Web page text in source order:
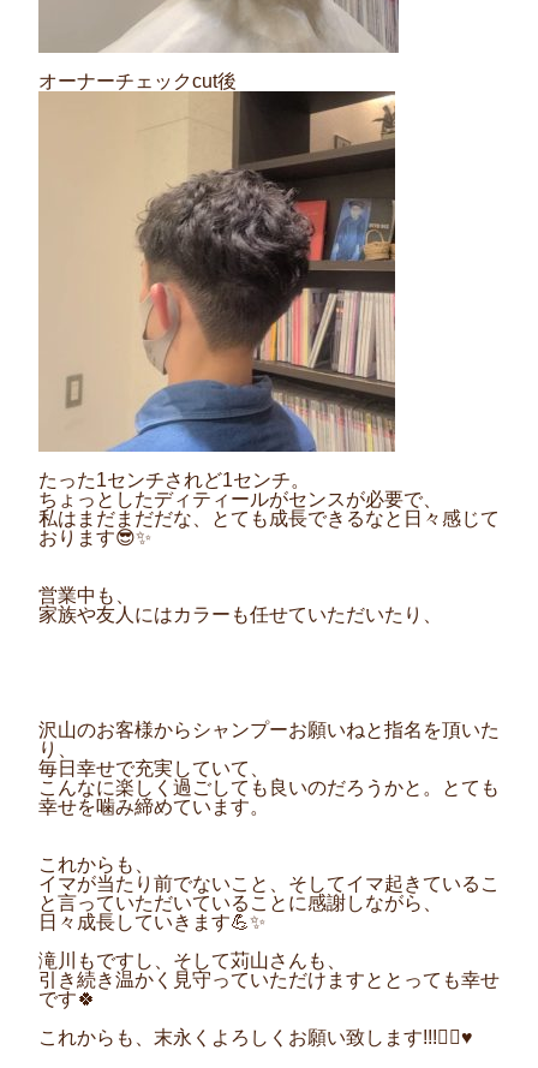
オーナーチェックcut後
たった1センチされど1センチ。
ちょっとしたディティールがセンスが必要で、
私はまだまだだな、とても成長できるなと日々感じて
おります😎✨
営業中も、
家族や友人にはカラーも任せていただいたり、
沢山のお客様からシャンプーお願いねと指名を頂いた
り、
毎日幸せで充実していて、
こんなに楽しく過ごしても良いのだろうかと。とても
幸せを噛み締めています。
これからも、
イマが当たり前でないこと、そしてイマ起きているこ
と言っていただいていることに感謝しながら、
日々成長していきます💪✨
滝川もですし、そして苅山さんも、
引き続き温かく見守っていただけますととっても幸せ
です🍀
これからも、末永くよろしくお願い致します!!!🙇‍♀️♥️